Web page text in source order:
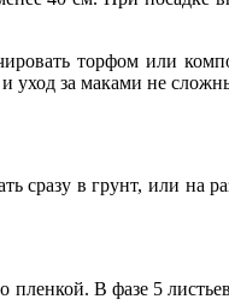
торфом или
уход за маками не
сразу в грунт, или на
пленкой. В фазе 5